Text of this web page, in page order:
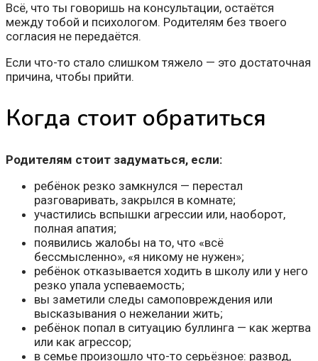
Всё, что ты говоришь на консультации, остаётся
между тобой и психологом. Родителям без твоего
согласия не передаётся.
Если что-то стало слишком тяжело — это достаточная
причина, чтобы прийти.
Когда стоит обратиться
Родителям стоит задуматься, если:
ребёнок резко замкнулся — перестал
разговаривать, закрылся в комнате;
участились вспышки агрессии или, наоборот,
полная апатия;
появились жалобы на то, что «всё
бессмысленно», «я никому не нужен»;
ребёнок отказывается ходить в школу или у него
резко упала успеваемость;
вы заметили следы самоповреждения или
высказывания о нежелании жить;
ребёнок попал в ситуацию буллинга — как жертва
или как агрессор;
в семье произошло что-то серьёзное: развод,